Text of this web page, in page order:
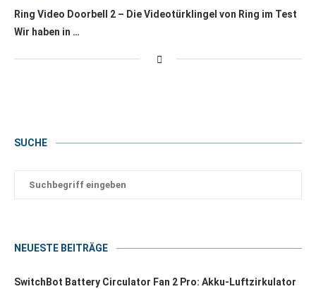
Ring Video Doorbell 2 – Die Videotürklingel von Ring im Test
Wir haben in …
SUCHE
NEUESTE BEITRÄGE
SwitchBot Battery Circulator Fan 2 Pro: Akku-Luftzirkulator